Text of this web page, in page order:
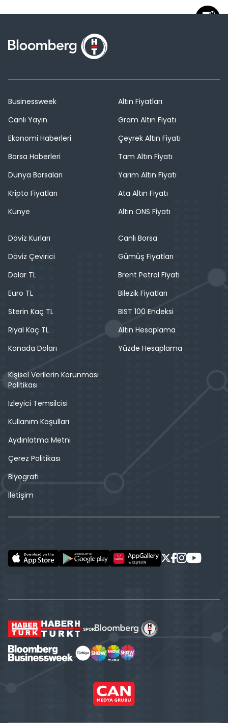
Businessweek
Canlı Yayın
Ekonomi Haberleri
Borsa Haberleri
Dünya Borsaları
Kripto Fiyatları
Künye
Altın Fiyatları
Gram Altın Fiyatı
Çeyrek Altın Fiyatı
Tam Altın Fiyatı
Yarım Altın Fiyatı
Ata Altın Fiyatı
Altın ONS Fiyatı
Döviz Kurları
Döviz Çevirici
Dolar TL
Euro TL
Sterin Kaç TL
Riyal Kaç TL
Kanada Doları
Canlı Borsa
Gümüş Fiyatları
Brent Petrol Fiyatı
Bilezik Fiyatları
BIST 100 Endeksi
Altın Hesaplama
Yüzde Hesaplama
Kişisel Verilerin Korunması
Politikası
İzleyici Temsilcisi
Kullanım Koşulları
Aydınlatma Metni
Çerez Politikası
Biyografi
İletişim